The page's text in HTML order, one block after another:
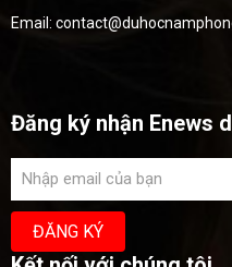
Email:
Đăng ký nhận Enews